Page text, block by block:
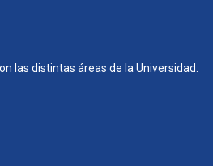
las distintas áreas de la Universidad.